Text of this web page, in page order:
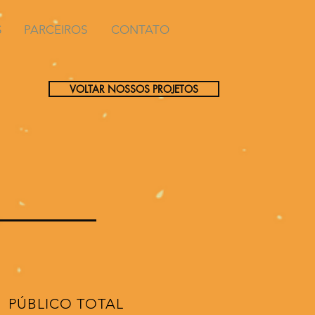
PARCEIROS CONTATO
VOLTAR NOSSOS PROJETOS
PÚBLICO TOTAL